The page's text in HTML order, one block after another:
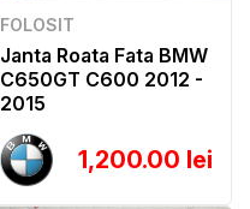
FOLOSIT
Janta Roata Fata BMW
C650GT C600 2012 -
2015
1,200.00 lei